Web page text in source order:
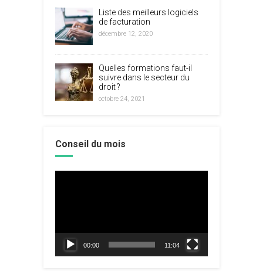
Liste des meilleurs logiciels
de facturation
décembre 12, 2020
Quelles formations faut-il
suivre dans le secteur du
droit ?
octobre 24, 2021
Conseil du mois
00:00 11:04